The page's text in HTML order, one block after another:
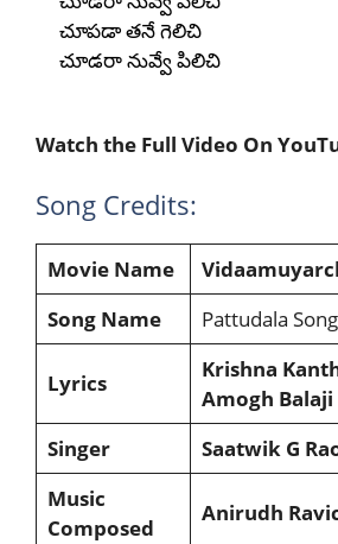
చూపడా తనే గెలిచి
చూడరా నువ్వే పిలిచి
Watch the Full Video On
Song Credits:
Movie Name
Song Name
Pattudala Song
Lyrics
Krishna
Amogh Balaji
Singer
Saatwik G
Music
Composed
Anirudh